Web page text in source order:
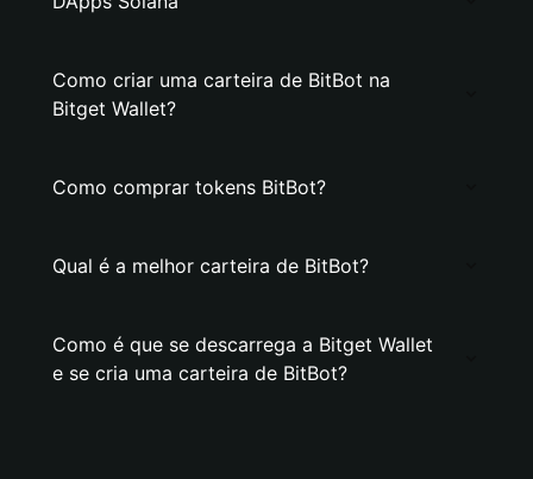
Como criar uma carteira de BitBot na
Bitget Wallet?
Como comprar tokens BitBot?
Qual é a melhor carteira de BitBot?
Como é que se descarrega a Bitget Wallet
e se cria uma carteira de BitBot?